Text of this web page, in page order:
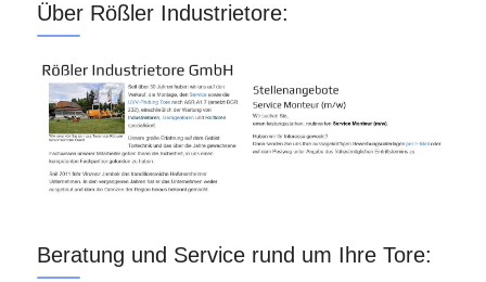
Über Rößler Industrietore:
Beratung und Service rund um Ihre Tore: